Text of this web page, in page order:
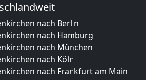
nach Berlin
nach Hamburg
nach München
nach Köln
nach Frankfurt am Main